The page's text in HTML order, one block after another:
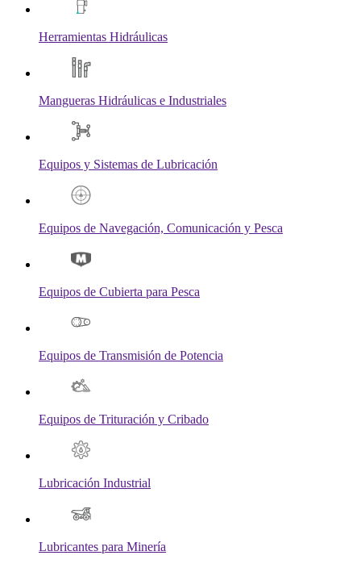
Herramientas Hidráulicas
Mangueras Hidráulicas e Industriales
Equipos y Sistemas de Lubricación
Equipos de Navegación, Comunicación y Pesca
Equipos de Cubierta para Pesca
Equipos de Transmisión de Potencia
Equipos de Trituración y Cribado
Lubricación Industrial
Lubricantes para Minería